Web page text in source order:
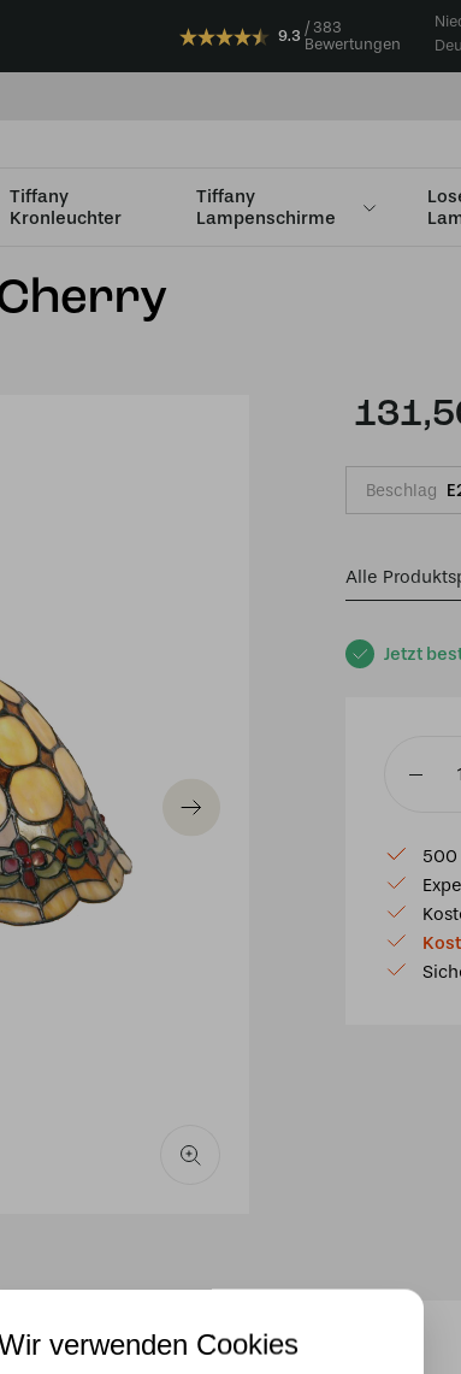
9.3
383
Bewertungen
Tiffany
Kronleuchter
Tiffany
Lampenschirme
Tiffany Schrim Ø 25cm Cherry
Jetzt
Beschlag
Alle
25cm
Cherry
Menge
500
verwenden Cookies